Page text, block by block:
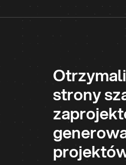
dla globalnych marek.
strony